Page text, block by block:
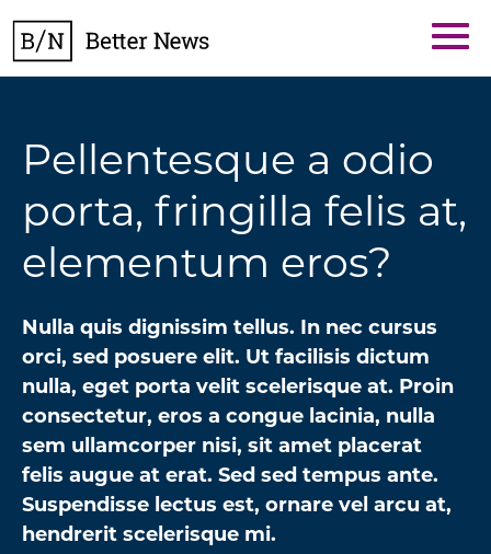
content
Pellentesque a odio
porta, fringilla felis at,
elementum eros?
Nulla quis dignissim tellus. In nec cursus
orci, sed posuere elit. Ut facilisis dictum
nulla, eget porta velit scelerisque at. Proin
consectetur, eros a congue lacinia, nulla
sem ullamcorper nisi, sit amet placerat
felis augue at erat. Sed sed tempus ante.
Suspendisse lectus est, ornare vel arcu at,
hendrerit scelerisque mi.